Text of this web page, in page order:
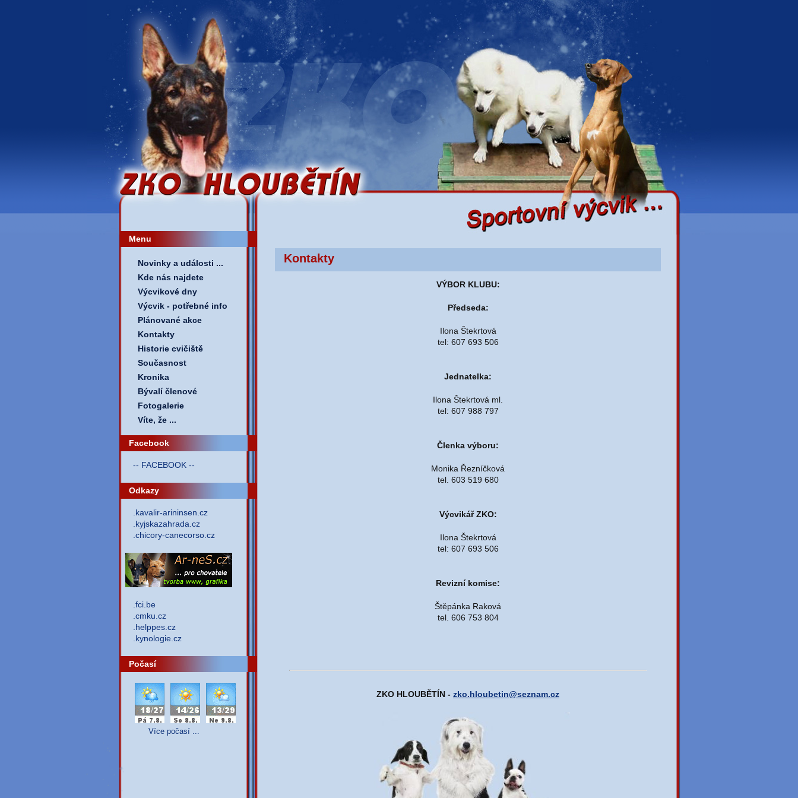
Menu
Novinky a události ...
Kde nás najdete
Výcvikové dny
Výcvik - potřebné info
Plánované akce
Kontakty
Historie cvičiště
Současnost
Kronika
Bývalí členové
Fotogalerie
Víte, že ...
Facebook
-- FACEBOOK --
Odkazy
.kavalir-arininsen.cz
.kyjskazahrada.cz
.chicory-canecorso.cz
.fci.be
.cmku.cz
.helppes.cz
.kynologie.cz
Počasí
Více počasí ...
Kontakty
VÝBOR KLUBU:
Předseda:
Ilona Štekrtová
tel: 607 693 506
Jednatelka:
Ilona Štekrtová ml.
tel: 607 988 797
Členka výboru:
Monika Řezníčková
tel. 603 519 680
Výcvikář ZKO:
Ilona Štekrtová
tel: 607 693 506
Revizní komise:
Štěpánka Raková
tel. 606 753 804
ZKO HLOUBĚTÍN - zko.hloubetin@seznam.cz